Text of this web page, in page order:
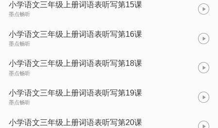
小学语文三年级上册词语表听写第15课
墨点畅听
小学语文三年级上册词语表听写第16课
墨点畅听
小学语文三年级上册词语表听写第18课
墨点畅听
小学语文三年级上册词语表听写第19课
墨点畅听
小学语文三年级上册词语表听写第20课